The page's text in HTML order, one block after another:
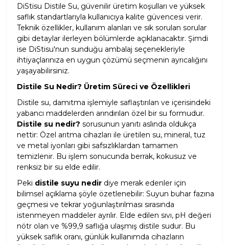
DiStisu Distile Su, güvenilir üretim koşulları ve yüksek
saflık standartlarıyla kullanıcıya kalite güvencesi verir.
Teknik özellikler, kullanım alanları ve sık sorulan sorular
gibi detaylar ilerleyen bölümlerde açıklanacaktır. Şimdi
ise DiStisu'nun sunduğu ambalaj seçenekleriyle
ihtiyaçlarınıza en uygun çözümü seçmenin ayrıcalığını
yaşayabilirsiniz.
Distile Su Nedir? Üretim Süreci ve Özellikleri
Distile su, damıtma işlemiyle saflaştırılan ve içerisindeki
yabancı maddelerden arındırılan özel bir su formudur.
Distile su nedir? sorusunun yanıtı aslında oldukça
nettir: Özel arıtma cihazları ile üretilen su, mineral, tuz
ve metal iyonları gibi safsızlıklardan tamamen
temizlenir. Bu işlem sonucunda berrak, kokusuz ve
renksiz bir su elde edilir.
Peki distile suyu nedir diye merak edenler için
bilimsel açıklama şöyle özetlenebilir: Suyun buhar fazına
geçmesi ve tekrar yoğunlaştırılması sırasında
istenmeyen maddeler ayrılır. Elde edilen sıvı, pH değeri
nötr olan ve %99,9 saflığa ulaşmış distile sudur. Bu
yüksek saflık oranı, günlük kullanımda cihazların